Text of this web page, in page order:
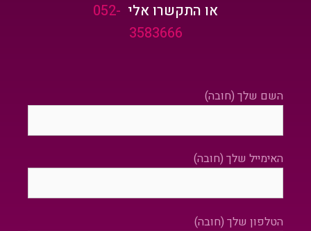
או התקשרו אלי 052-
3583666
השם שלך (חובה)
האימייל שלך (חובה)
הטלפון שלך (חובה)